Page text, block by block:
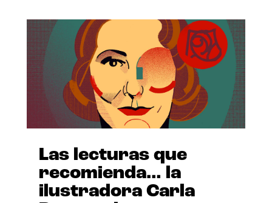
Las lecturas que
recomienda… la
ilustradora Carla